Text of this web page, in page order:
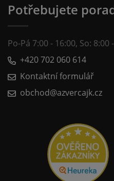
Potřebujete
Po-Pá 7:00 - 16:00, So: 8:00
+420 702 060 614
Kontaktní formulář
obchod@azvercajk.cz